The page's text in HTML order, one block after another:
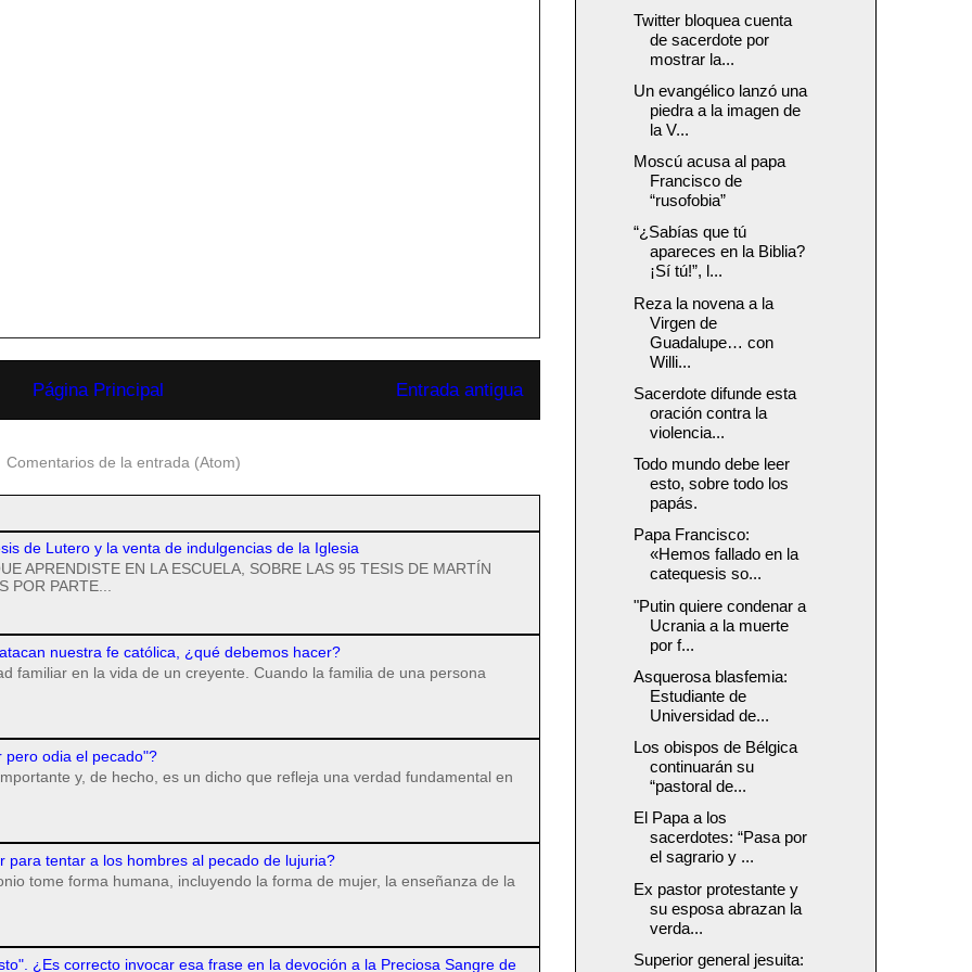
Entrada antigua
Página Principal
Comentarios de la entrada (Atom)
de Lutero y la venta de indulgencias de la Iglesia
APRENDISTE EN LA ESCUELA, SOBRE LAS 95 TESIS DE MARTÍN
POR PARTE...
nuestra fe católica, ¿qué debemos hacer?
familiar en la vida de un creyente. Cuando la familia de una persona
pero odia el pecado"?
y, de hecho, es un dicho que refleja una verdad fundamental en
tentar a los hombres al pecado de lujuria?
tome forma humana, incluyendo la forma de mujer, la enseñanza de la
¿Es correcto invocar esa frase en la devoción a la Preciosa Sangre de
Twitter bloquea cuenta
de sacerdote por
mostrar la...
Un evangélico lanzó una
piedra a la imagen de
la V...
Moscú acusa al papa
Francisco de
“rusofobia”
“¿Sabías que tú
apareces en la Biblia?
¡Sí tú!”, l...
Reza la novena a la
Virgen de
Guadalupe… con
Willi...
Sacerdote difunde esta
oración contra la
violencia...
Todo mundo debe leer
esto, sobre todo los
papás.
Papa Francisco:
«Hemos fallado en la
catequesis so...
"Putin quiere condenar a
Ucrania a la muerte
por f...
Asquerosa blasfemia:
Estudiante de
Universidad de...
Los obispos de Bélgica
continuarán su
“pastoral de...
El Papa a los
sacerdotes: “Pasa por
el sagrario y ...
Ex pastor protestante y
su esposa abrazan la
verda...
Superior general jesuita: